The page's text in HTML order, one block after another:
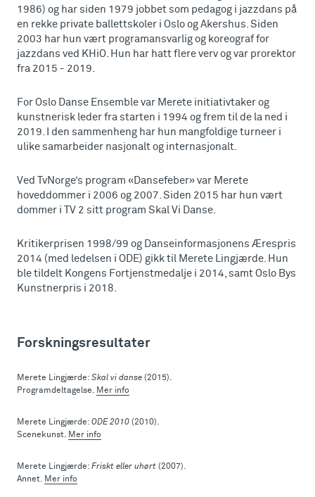
1986) og har siden 1979 jobbet som pedagog i jazzdans på
en rekke private ballettskoler i Oslo og Akershus. Siden
2003 har hun vært programansvarlig og koreograf for
jazzdans ved KHiO. Hun har hatt flere verv og var prorektor
fra 2015 - 2019.
For Oslo Danse Ensemble var Merete initiativtaker og
kunstnerisk leder fra starten i 1994 og frem til de la ned i
2019. I den sammenheng har hun mangfoldige turneer i
ulike samarbeider nasjonalt og internasjonalt.
Ved TvNorge’s program «Dansefeber» var Merete
hoveddommer i 2006 og 2007. Siden 2015 har hun vært
dommer i TV 2 sitt program Skal Vi Danse.
Kritikerprisen 1998/99 og Danseinformasjonens Ærespris
2014 (med ledelsen i ODE) gikk til Merete Lingjærde. Hun
ble tildelt Kongens Fortjenstmedalje i 2014, samt Oslo Bys
Kunstnerpris i 2018.
Forskningsresultater
Merete Lingjærde: Skal vi danse (2015).
Programdeltagelse. Mer info
Merete Lingjærde: ODE 2010 (2010).
Scenekunst. Mer info
Merete Lingjærde: Friskt eller uhørt (2007).
Annet. Mer info